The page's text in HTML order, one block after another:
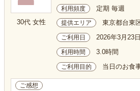
30代 女性
利用頻度 定期 毎週
提供エリア 東京都台東
ご利用日 2026年3月23
利用時間 3.0時間
ご利用目的 当日のお食
ご感想